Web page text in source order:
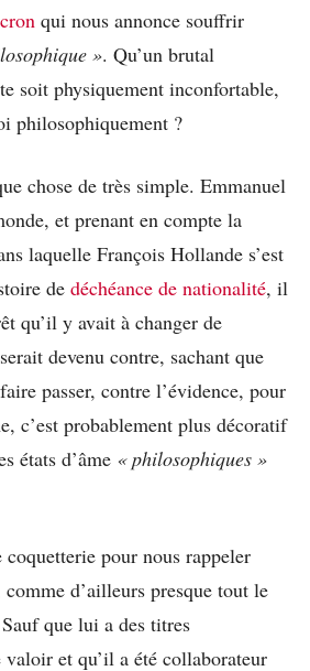
qui nous annonce souffrir
». Qu’un brutal
soit physiquement inconfortable,
philosophiquement ?
chose de très simple. Emmanuel
et prenant en compte la
laquelle François Hollande s’est
de déchéance de nationalité, il
qu’il y avait à changer de
devenu contre, sachant que
passer, contre l’évidence, pour
c’est probablement plus décoratif
états d’âme « philosophiques »
coquetterie pour nous rappeler
d’ailleurs presque tout le
que lui a des titres
et qu’il a été collaborateur